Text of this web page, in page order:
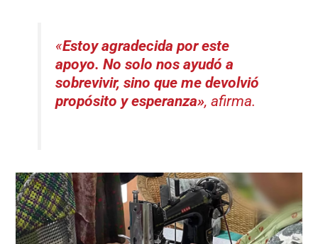
«Estoy agradecida por este
apoyo. No solo nos ayudó a
sobrevivir, sino que me devolvió
propósito y esperanza», afirma.